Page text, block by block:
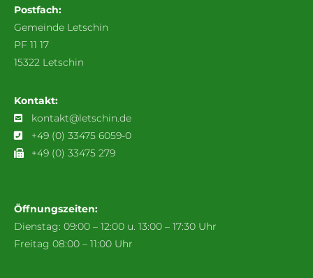
Postfach:
Gemeinde Letschin
PF 11 17
15322 Letschin
Kontakt:
kontakt@letschin.de
+49 (0) 33475 6059-0
+49 (0) 33475 279
Öffnungszeiten:
Dienstag: 09:00 – 12:00 u. 13:00 – 17:30 Uhr
Freitag 08:00 – 11:00 Uhr